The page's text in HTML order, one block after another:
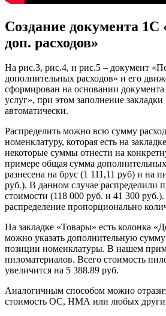
Создание документа 1С
доп. расходов»
На рис.3, рис.4, и рис.5 – документ
дополнительных расходов» и его
сформирован на основании
услуг», при этом заполнение
автоматически.
Распределить можно всю сумму
номенклатуру, которая есть на
некоторые суммы отнести на
примере общая сумма
разнесена на брус (1 111,11 руб) и на
руб.). В данном случае распределили
стоимости (118 000 руб. и 41 300
распределение пропорционально
На закладке «Товары» есть колонка
можно указать дополнительную сумму
позиции номенклатуры. В нашем
пиломатериалов. Всего стоимость
увеличится на 5 388.89 руб.
Аналогичным способом можно
стоимость ОС, НМА или любых